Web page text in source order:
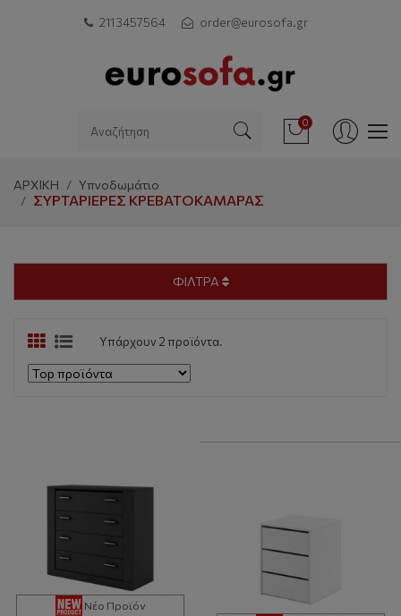
211 3457564 order@eurosofa.gr
0
ΑΡΧΙΚΗ Υπνοδωμάτιο
ΣΥΡΤΑΡΙΈΡΕΣ ΚΡΕΒΑΤΟΚΆΜΑΡΑΣ
ΦΙΛΤΡΑ
Υπάρχουν 2 προϊόντα.
Νέο Προϊόν